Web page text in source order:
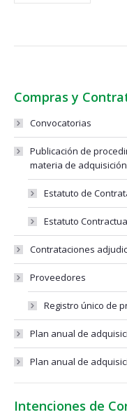
Compras y
Convocatorias
Publicación de
materia de
Estatuto de
Estatuto
Contrataciones
Proveedores
Registro único de
Plan anual de
Plan anual de
Intenciones de